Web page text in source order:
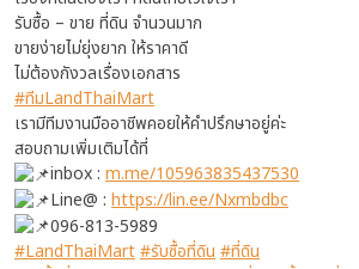
รับซื้อ – ขาย ที่ดิน จำนวนมาก
ขายง่ายไม่ยุ่งยาก ให้ราคาดี
ไม่ต้องกังวลเรื่องเอกสาร
#ทีมLandThaiMart
เรามีทีมงานมืออาชีพคอยให้คำปรึกษาอยู่ค่ะ
สอบถามเพิ่มเติมได้ที่
inbox : m.me/105963835437530
Line@ : https://lin.ee/Nxmbdbc
096-813-5989
#LandThaiMart#รับซื้อที่ดิน #ที่ดิน